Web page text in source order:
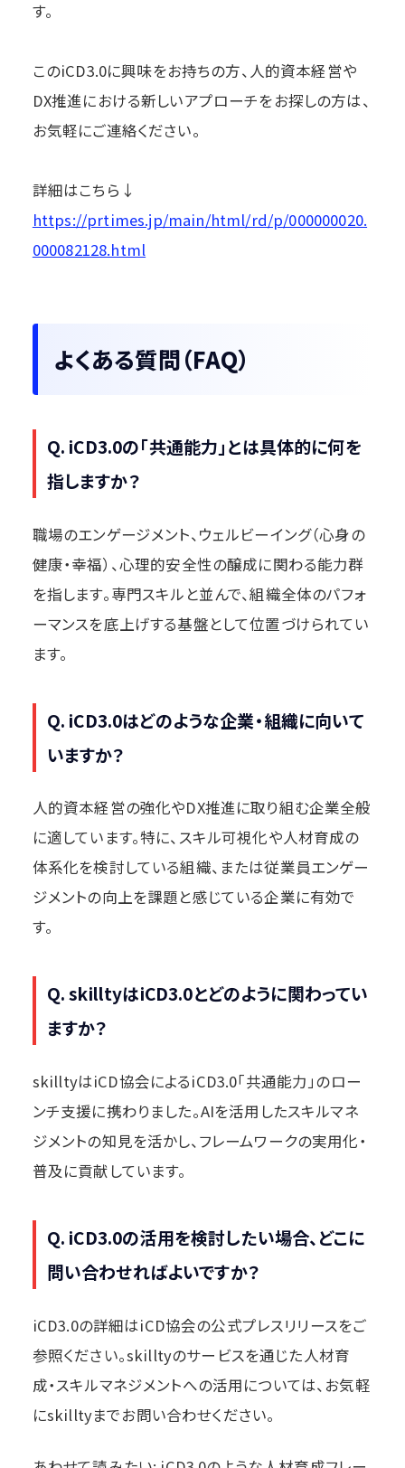
す。
このiCD3.0に興味をお持ちの方、人的資本経営や
DX推進における新しいアプローチをお探しの方は、
お気軽にご連絡ください。
詳細はこちら↓
https://prtimes.jp/main/html/rd/p/000000020.
000082128.html
よくある質問（FAQ）
Q. iCD3.0の「共通能力」とは具体的に何を
指しますか？
職場のエンゲージメント、ウェルビーイング（心身の
健康・幸福）、心理的安全性の醸成に関わる能力群
を指します。専門スキルと並んで、組織全体のパフォ
ーマンスを底上げする基盤として位置づけられてい
ます。
Q. iCD3.0はどのような企業・組織に向いて
いますか？
人的資本経営の強化やDX推進に取り組む企業全般
に適しています。特に、スキル可視化や人材育成の
体系化を検討している組織、または従業員エンゲー
ジメントの向上を課題と感じている企業に有効で
す。
Q. skilltyはiCD3.0とどのように関わってい
ますか？
skilltyはiCD協会によるiCD3.0「共通能力」のロー
ンチ支援に携わりました。AIを活用したスキルマネ
ジメントの知見を活かし、フレームワークの実用化・
普及に貢献しています。
Q. iCD3.0の活用を検討したい場合、どこに
問い合わせればよいですか？
iCD3.0の詳細はiCD協会の公式プレスリリースをご
参照ください。skilltyのサービスを通じた人材育
成・スキルマネジメントへの活用については、お気軽
にskilltyまでお問い合わせください。